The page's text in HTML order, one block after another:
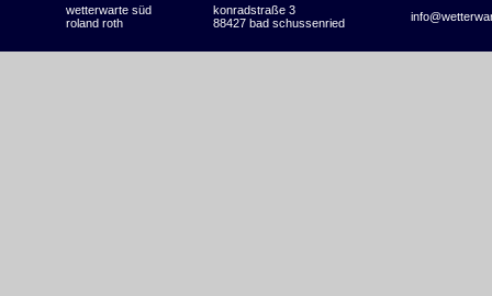
wetterwarte süd konradstraße 3
roland roth 88427 bad schussenried